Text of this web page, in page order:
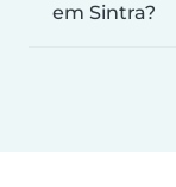
em Sintra?